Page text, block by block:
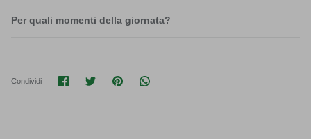
Per quali momenti della giornata?
Condividi Condividi su Facebook
Condividi su Twitter
Condividi su Pinterest
Translation missing: